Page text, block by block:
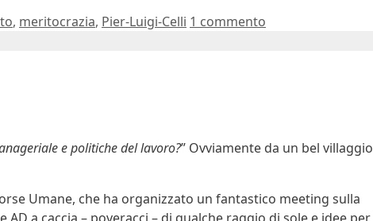
, meritocrazia, Pier-Luigi-Celli 1 commento
e politiche del lavoro?” Ovviamente da un bel villaggio
Umane, che ha organizzato un fantastico meeting sulla